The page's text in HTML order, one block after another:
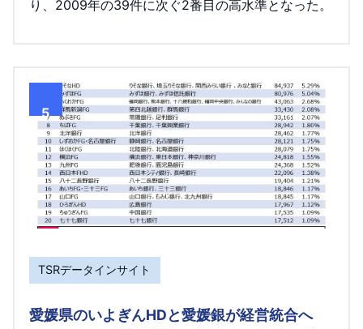
り、2009年の39件に次ぐ2番目の高水準となった。
5
TSRデータインサイト
愛媛県のいよぎんHDと愛媛銀が経営統合へ